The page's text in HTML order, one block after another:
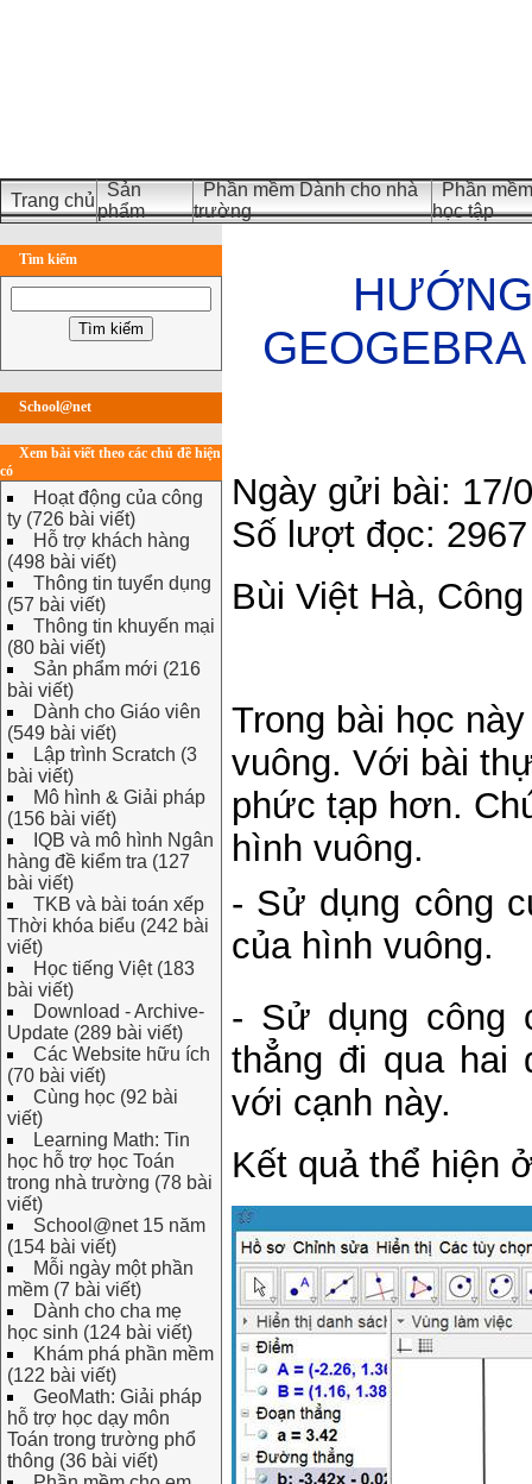
Trang chủ
Sản
phẩm
Phần mềm Dành cho nhà
trường
Phần
học tập
Tìm kiếm
School@net
Xem bài viết theo các chủ đề hiện
có
Hoạt động của công
ty (726 bài viết)
Hỗ trợ khách hàng
(498 bài viết)
Thông tin tuyển dụng
(57 bài viết)
Thông tin khuyến mại
(80 bài viết)
Sản phẩm mới (216
bài viết)
Dành cho Giáo viên
(549 bài viết)
Lập trình Scratch (3
bài viết)
Mô hình & Giải pháp
(156 bài viết)
IQB và mô hình Ngân
hàng đề kiểm tra (127
bài viết)
TKB và bài toán xếp
Thời khóa biểu (242 bài
viết)
Học tiếng Việt (183
bài viết)
Download - Archive-
Update (289 bài viết)
Các Website hữu ích
(70 bài viết)
Cùng học (92 bài
viết)
Learning Math: Tin
học hỗ trợ học Toán
trong nhà trường (78 bài
viết)
School@net 15 năm
(154 bài viết)
Mỗi ngày một phần
mềm (7 bài viết)
Dành cho cha mẹ
học sinh (124 bài viết)
Khám phá phần mềm
(122 bài viết)
GeoMath: Giải pháp
hỗ trợ học dạy môn
Toán trong trường phổ
thông (36 bài viết)
Ngày gửi bài: 17/
Số lượt đọc: 2967
Bùi Việt Hà,
Trong bài học
vuông. Với bài
phức tạp hơn.
hình vuông.
- Sử dụng công
của hình vuông.
- Sử dụng công
thẳng đi qua hai
với cạnh này.
Kết quả thể hiện